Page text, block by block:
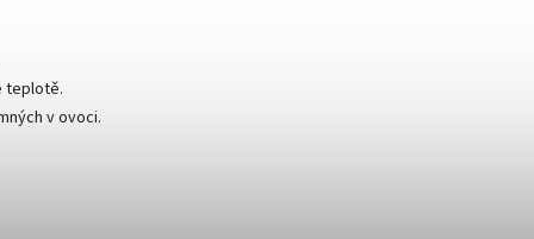
teplotě.
v ovoci.